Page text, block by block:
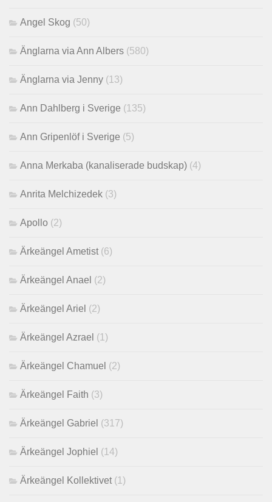
Angel Skog (50)
Änglarna via Ann Albers (580)
Änglarna via Jenny (13)
Ann Dahlberg i Sverige (135)
Ann Gripenlöf i Sverige (5)
Anna Merkaba (kanaliserade budskap) (4)
Anrita Melchizedek (3)
Apollo (2)
Ärkeängel Ametist (6)
Ärkeängel Anael (2)
Ärkeängel Ariel (2)
Ärkeängel Azrael (1)
Ärkeängel Chamuel (2)
Ärkeängel Faith (3)
Ärkeängel Gabriel (317)
Ärkeängel Jophiel (14)
Ärkeängel Kollektivet (1)